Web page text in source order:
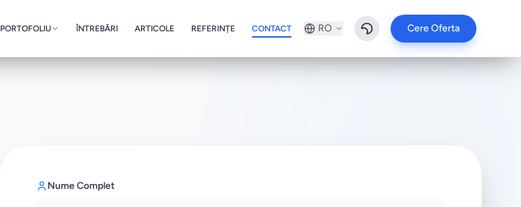
PORTOFOLIU ÎNTREBĂRI ARTICOLE REFERINȚE CONTACT RO Cere Oferta
Nume Complet